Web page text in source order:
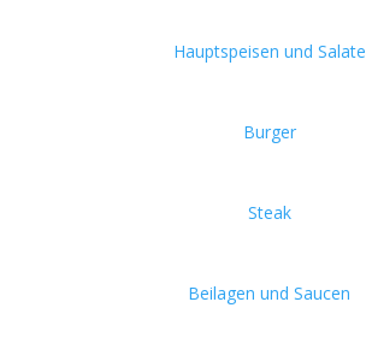
Hauptspeisen und Salate
Burger
Steak
Beilagen und Saucen